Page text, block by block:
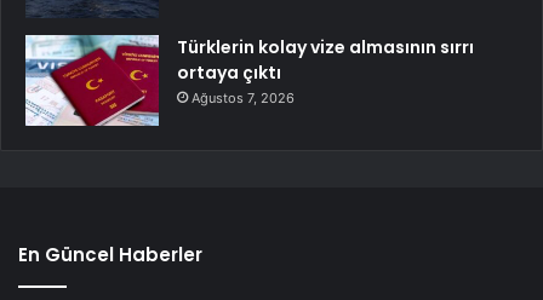
Türklerin kolay vize almasının sırrı
ortaya çıktı
Ağustos 7, 2026
En Güncel Haberler